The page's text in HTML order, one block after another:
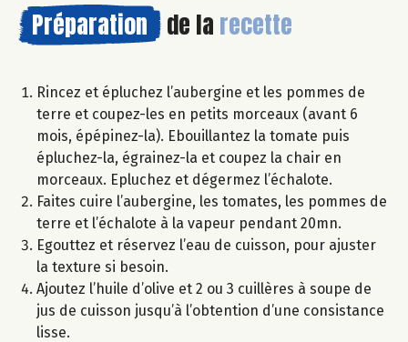
Préparation de la recette
Rincez et épluchez l’aubergine et les pommes de
terre et coupez-les en petits morceaux (avant 6
mois, épépinez-la). Ebouillantez la tomate puis
épluchez-la, égrainez-la et coupez la chair en
morceaux. Epluchez et dégermez l’échalote.
Faites cuire l’aubergine, les tomates, les pommes de
terre et l’échalote à la vapeur pendant 20mn.
Egouttez et réservez l’eau de cuisson, pour ajuster
la texture si besoin.
Ajoutez l’huile d’olive et 2 ou 3 cuillères à soupe de
jus de cuisson jusqu’à l’obtention d’une consistance
lisse.